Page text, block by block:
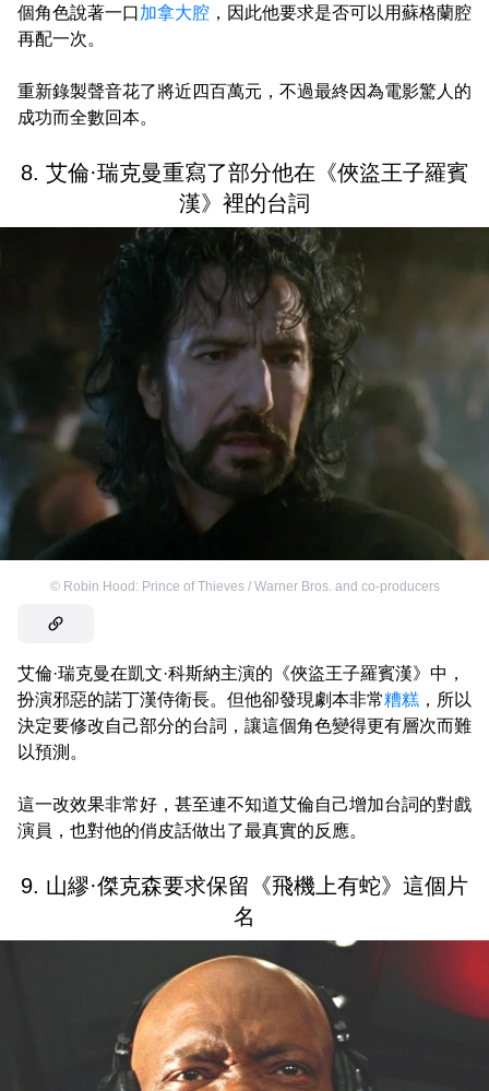
個角色說著一口加拿大腔 ，因此他要求是否可以用蘇格蘭腔
再配一次。
重新錄製聲音花了將近四百萬元，不過最終因為電影驚人的
成功而全數回本。
8. 艾倫·瑞克曼重寫了部分他在《俠盜王子羅賓
漢》裡的台詞
© Robin Hood: Prince of Thieves / Warner Bros. and co-producers
艾倫·瑞克曼在凱文·科斯納主演的《俠盜王子羅賓漢》中，
扮演邪惡的諾丁漢侍衛長。但他卻發現劇本非常糟糕 ，所以
決定要修改自己部分的台詞，讓這個角色變得更有層次而難
以預測。
這一改效果非常好，甚至連不知道艾倫自己增加台詞的對戲
演員，也對他的俏皮話做出了最真實的反應。
9. 山繆·傑克森要求保留《飛機上有蛇》這個片
名